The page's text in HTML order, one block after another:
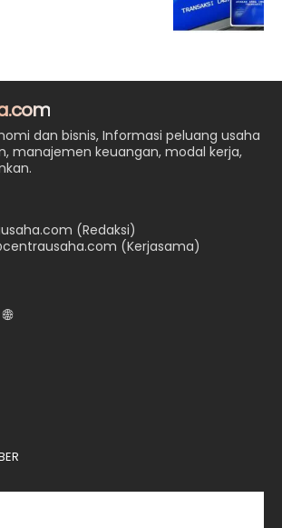
dan bisnis, Informasi peluang usaha
manajemen keuangan, modal kerja,
(Redaksi)
(Kerjasama)